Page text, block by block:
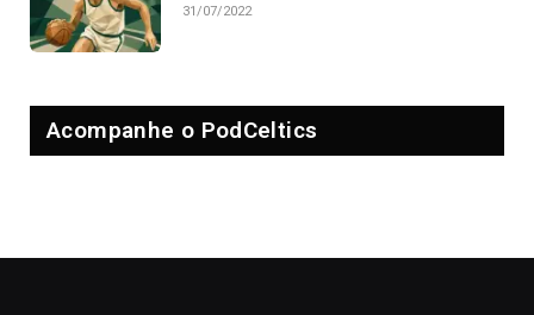
31/07/2022
Acompanhe o PodCeltics